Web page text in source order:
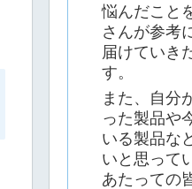
悩んだこと
さんが参考
届けていき
す。
また、自分
った製品や
いる製品な
いと思って
あたっての